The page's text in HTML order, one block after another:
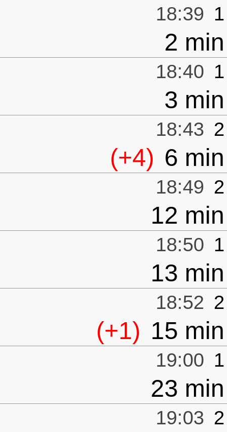
2 min
18:39 1
3 min
18:40 1
(+4) 6 min
18:43 2
12 min
18:49 2
13 min
18:50 1
(+1) 15 min
18:52 2
23 min
19:00 1
19:03 2